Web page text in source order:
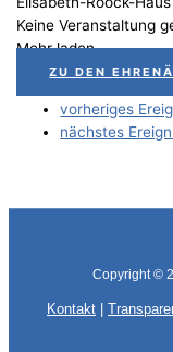
Keine Veranstaltung
Mehr laden
ZU DEN
vorheriges
nächstes
Copyright ©
Kontakt